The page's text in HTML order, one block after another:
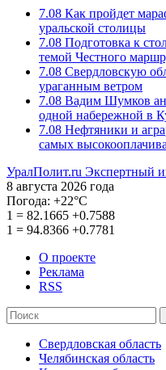
7.08 Как пройдет
уральской столицы
7.08 Подготовка к
темой Честного
7.08 Свердловскую
ураганным ветром
7.08 Вадим Шумков
одной набережной в
7.08 Нефтяники и
самых
УралПолит.ru Экспертный
8 августа 2026 года
Погода: +22°С
1 = 82.1665 +0.7588
1 = 94.8366 +0.7781
О проекте
Реклама
RSS
Свердловская область
Челябинская область